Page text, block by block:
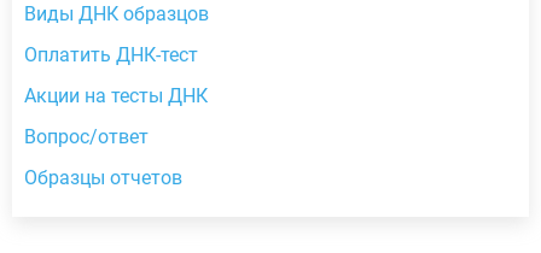
Виды ДНК образцов
Оплатить ДНК-тест
Акции на тесты ДНК
Вопрос/ответ
Образцы отчетов